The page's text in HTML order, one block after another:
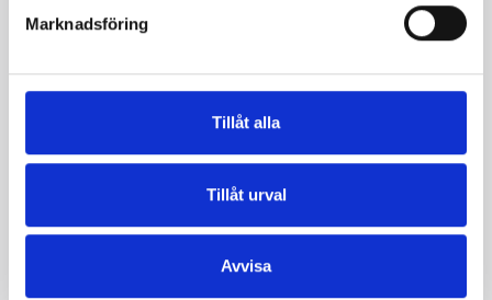
Marknadsföring
Tillåt alla
Tillåt urval
Avvisa
"Jämfört med när vi städade manuellt är det
centrala dammsugningssystemet från DISAB
en klar förbättring."
"Vårt stationära vakuumsystem är smidigt,
säkert och kostnadseffektivt." Cementa Slite,
Sverige